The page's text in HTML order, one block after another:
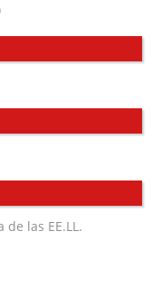
las EE.LL.